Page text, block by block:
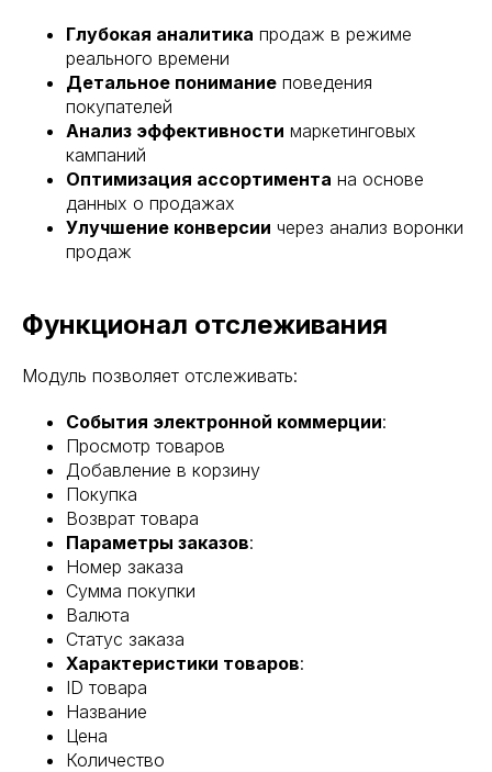
Глубокая аналитика продаж в режиме
реального времени
Детальное понимание поведения
покупателей
Анализ эффективности маркетинговых
кампаний
Оптимизация ассортимента на основе
данных о продажах
Улучшение конверсии через анализ воронки
продаж
Функционал отслеживания
Модуль позволяет отслеживать:
События электронной коммерции:
Просмотр товаров
Добавление в корзину
Покупка
Возврат товара
Параметры заказов:
Номер заказа
Сумма покупки
Валюта
Статус заказа
Характеристики товаров:
ID товара
Название
Цена
Количество